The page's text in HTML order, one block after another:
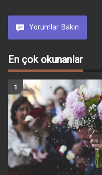
Yorumlar Bakın
En çok okunanlar